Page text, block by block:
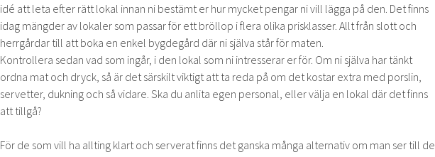
idé att leta efter rätt lokal innan ni bestämt er hur mycket pengar ni vill lägga på den. Det finns
idag mängder av lokaler som passar för ett bröllop i flera olika prisklasser. Allt från slott och
herrgårdar till att boka en enkel bygdegård där ni själva står för maten.
Kontrollera sedan vad som ingår, i den lokal som ni intresserar er för. Om ni själva har tänkt
ordna mat och dryck, så är det särskilt viktigt att ta reda på om det kostar extra med porslin,
servetter, dukning och så vidare. Ska du anlita egen personal, eller välja en lokal där det finns
att tillgå?
För de som vill ha allting klart och serverat finns det ganska många alternativ om man ser till de